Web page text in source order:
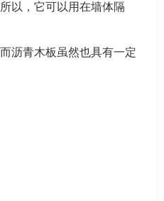
以，它可以用在墙体隔
沥青木板虽然也具有一定